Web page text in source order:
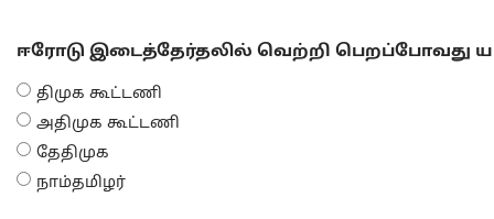
ஈரோடு இடைத்தேர்தலில் வெற்றி பெறப்போவது
திமுக கூட்டணி
அதிமுக கூட்டணி
தேதிமுக
நாம்தமிழர்